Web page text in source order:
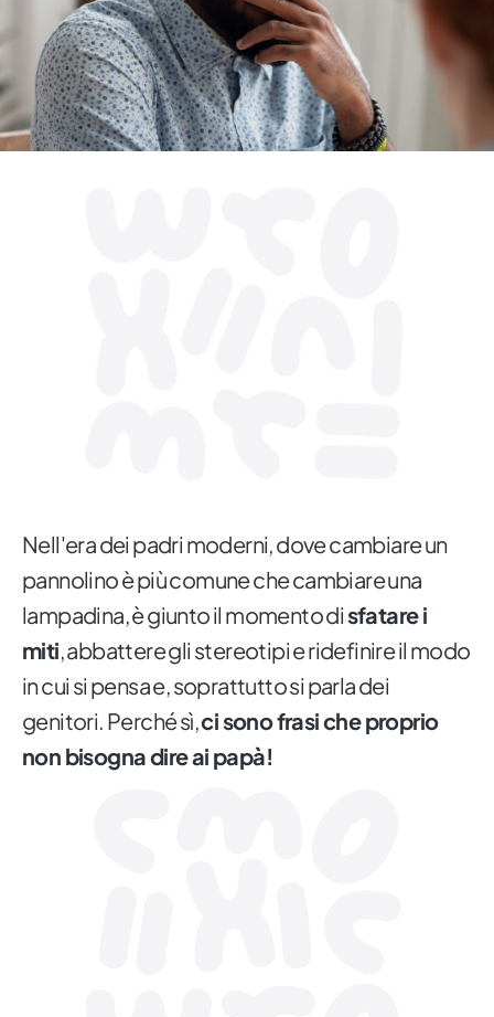
Nell'era dei padri moderni, dove cambiare un
pannolino è più comune che cambiare una
lampadina, è giunto il momento disfatare i
miti, abbattere gli stereotipi e ridefinire il modo
in cui si pensa e, soprattutto si parla dei
genitori. Perché sì,ci sono frasi che proprio
non bisogna dire ai papà!